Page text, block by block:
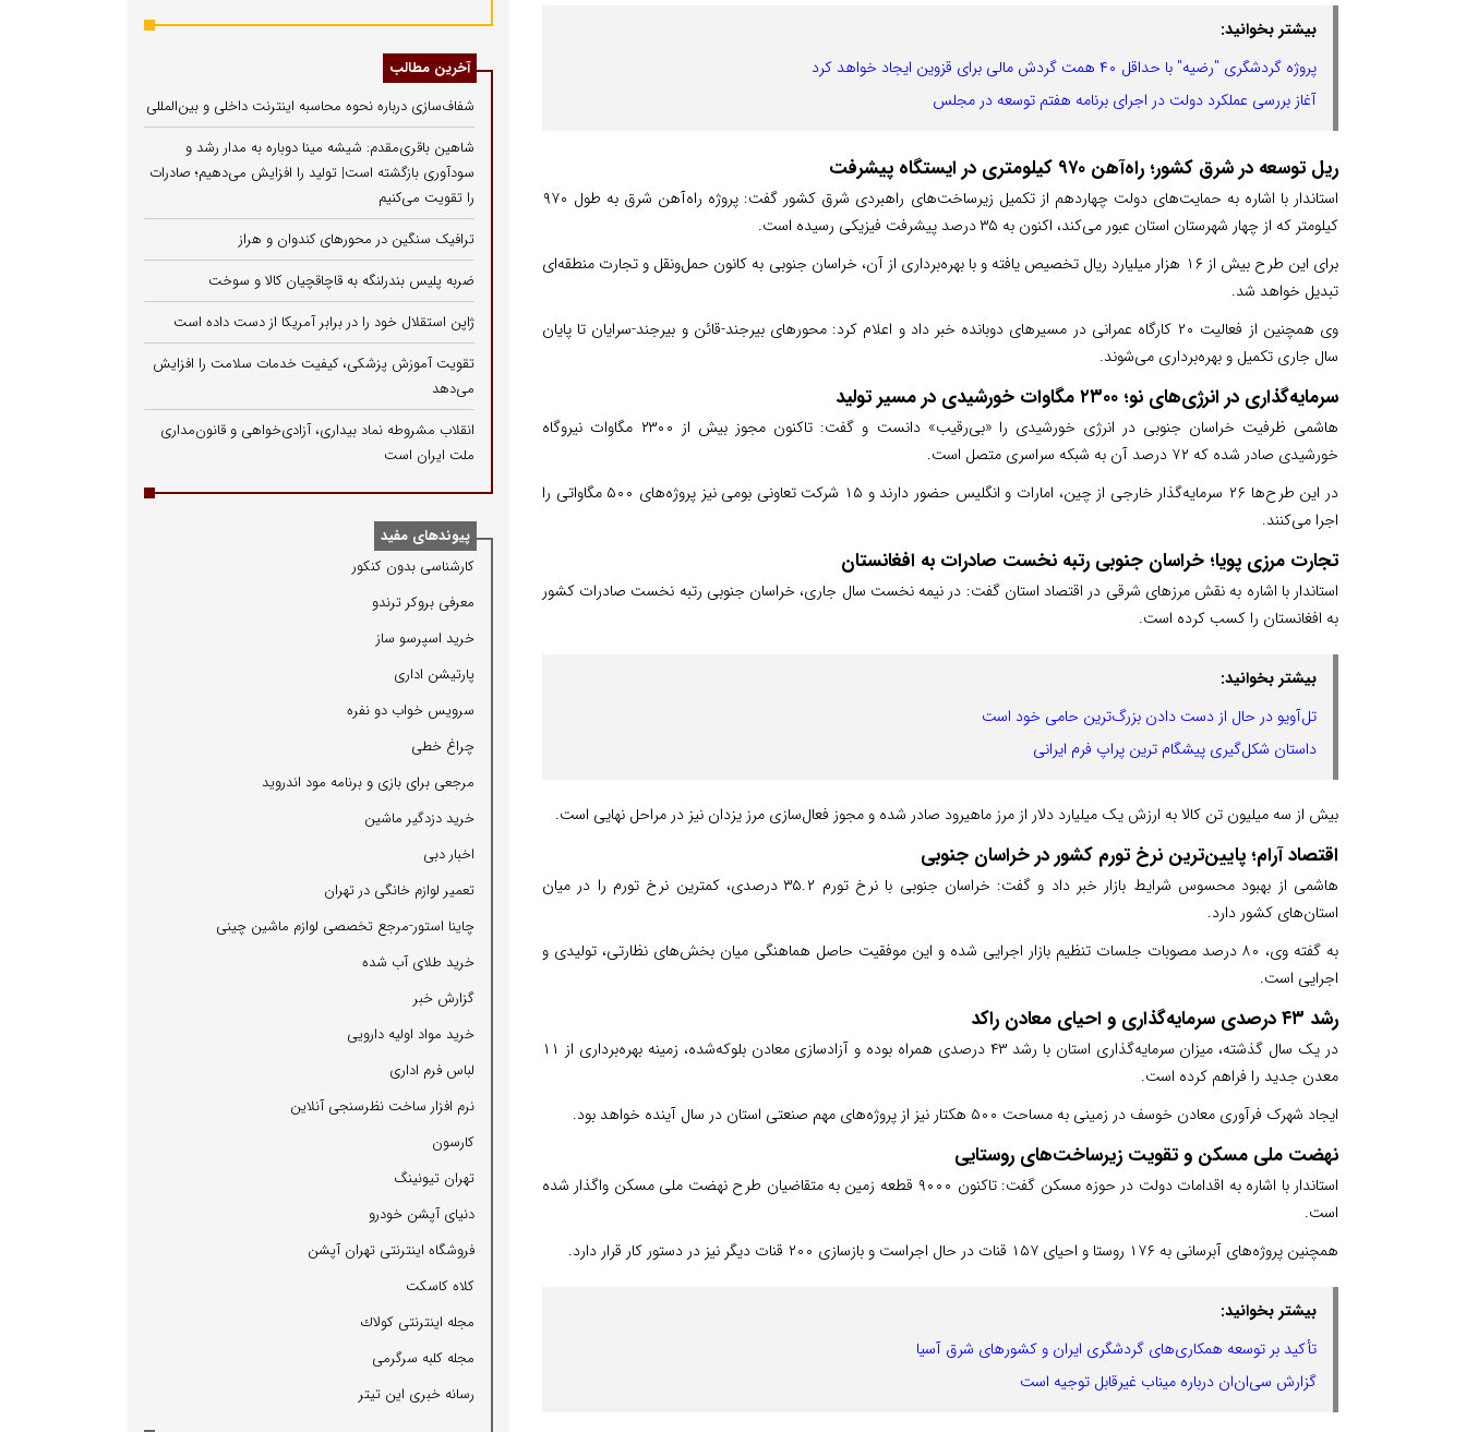
بیشتر بخوانید:
پروژه گردشگری "رضیه" با حداقل ۴۰ همت گردش مالی برای قزوین ایجاد خواهد کرد
آغاز بررسی عملکرد دولت در اجرای برنامه هفتم توسعه در مجلس
ریل توسعه در شرق کشور؛ راه‌آهن ۹۷۰ کیلومتری در ایستگاه پیشرفت
استاندار با اشاره به حمایت‌های دولت چهاردهم از تکمیل زیرساخت‌های راهبردی شرق کشور گفت: پروژه راه‌آهن شرق به طول ۹۷۰
کیلومتر که از چهار شهرستان استان عبور می‌کند، اکنون به ۳۵ درصد پیشرفت فیزیکی رسیده است.
برای این طرح بیش از ۱۶ هزار میلیارد ریال تخصیص یافته و با بهره‌برداری از آن، خراسان جنوبی به کانون حمل‌ونقل و تجارت منطقه‌ای
تبدیل خواهد شد.
وی همچنین از فعالیت ۲۰ کارگاه عمرانی در مسیرهای دوبانده خبر داد و اعلام کرد: محورهای بیرجند-قائن و بیرجند-سرایان تا پایان
سال جاری تکمیل و بهره‌برداری می‌شوند.
سرمایه‌گذاری در انرژی‌های نو؛ ۲۳۰۰ مگاوات خورشیدی در مسیر تولید
هاشمی ظرفیت خراسان جنوبی در انرژی خورشیدی را «بی‌رقیب» دانست و گفت: تاکنون مجوز بیش از ۲۳۰۰ مگاوات نیروگاه
خورشیدی صادر شده که ۷۲ درصد آن به شبکه سراسری متصل است.
در این طرح‌ها ۲۶ سرمایه‌گذار خارجی از چین، امارات و انگلیس حضور دارند و ۱۵ شرکت تعاونی بومی نیز پروژه‌های ۵۰۰ مگاواتی را
اجرا می‌کنند.
تجارت مرزی پویا؛ خراسان جنوبی رتبه نخست صادرات به افغانستان
استاندار با اشاره به نقش مرزهای شرقی در اقتصاد استان گفت: در نیمه نخست سال جاری، خراسان جنوبی رتبه نخست صادرات کشور
به افغانستان را کسب کرده است.
بیشتر بخوانید:
تل‌آویو در حال از دست دادن بزرگ‌ترین حامی خود است
داستان شکل‌گیری پیشگام ترین پراپ فرم ایرانی
بیش از سه میلیون تن کالا به ارزش یک میلیارد دلار از مرز ماهیرود صادر شده و مجوز فعال‌سازی مرز یزدان نیز در مراحل نهایی است.
اقتصاد آرام؛ پایین‌ترین نرخ تورم کشور در خراسان جنوبی
هاشمی از بهبود محسوس شرایط بازار خبر داد و گفت: خراسان جنوبی با نرخ تورم ۳۵.۲ درصدی، کمترین نرخ تورم را در میان
استان‌های کشور دارد.
به گفته وی، ۸۰ درصد مصوبات جلسات تنظیم بازار اجرایی شده و این موفقیت حاصل هماهنگی میان بخش‌های نظارتی، تولیدی و
اجرایی است.
رشد ۴۳ درصدی سرمایه‌گذاری و احیای معادن راکد
در یک سال گذشته، میزان سرمایه‌گذاری استان با رشد ۴۳ درصدی همراه بوده و آزادسازی معادن بلوکه‌شده، زمینه بهره‌برداری از ۱۱
معدن جدید را فراهم کرده است.
ایجاد شهرک فرآوری معادن خوسف در زمینی به مساحت ۵۰۰ هکتار نیز از پروژه‌های مهم صنعتی استان در سال آینده خواهد بود.
نهضت ملی مسکن و تقویت زیرساخت‌های روستایی
استاندار با اشاره به اقدامات دولت در حوزه مسکن گفت: تاکنون ۹۰۰۰ قطعه زمین به متقاضیان طرح نهضت ملی مسکن واگذار شده
است.
همچنین پروژه‌های آبرسانی به ۱۷۶ روستا و احیای ۱۵۷ قنات در حال اجراست و بازسازی ۲۰۰ قنات دیگر نیز در دستور کار قرار دارد.
بیشتر بخوانید:
تأکید بر توسعه همکاری‌های گردشگری ایران و کشورهای شرق آسیا
گزارش سی‌ان‌ان درباره میناب غیرقابل توجیه است
آخرین مطالب
شفاف‌سازی درباره نحوه محاسبه اینترنت داخلی و بین‌المللی
شاهین باقری‌مقدم: شیشه مینا دوباره به مدار رشد و
سودآوری بازگشته است| تولید را افزایش می‌دهیم؛ صادرات
را تقویت می‌کنیم
ترافیک سنگین در محورهای کندوان و هراز
ضربه پلیس بندرلنگه به قاچاقچیان کالا و سوخت
ژاپن استقلال خود را در برابر آمریکا از دست داده است
تقویت آموزش پزشکی، کیفیت خدمات سلامت را افزایش
می‌دهد
انقلاب مشروطه نماد بیداری، آزادی‌خواهی و قانون‌مداری
ملت ایران است
پیوندهای مفید
كارشناسی بدون كنكور
معرفی بروكر ترندو
خرید اسپرسو ساز
پارتیشن اداری
سرویس خواب دو نفره
چراغ خطی
مرجعی برای بازی و برنامه مود اندروید
خرید دزدگیر ماشین
اخبار دبی
تعمیر لوازم خانگی در تهران
چاینا استور-مرجع تخصصی لوازم ماشین چینی
خرید طلای آب شده
گزارش خبر
خرید مواد اولیه دارویی
لباس فرم اداری
نرم افزار ساخت نظرسنجی آنلاین
كارسون
تهران تیونینگ
دنیای آپشن خودرو
فروشگاه اینترنتی تهران آپشن
كلاه كاسكت
مجله اینترنتی كولاك
مجله كلبه سرگرمی
رسانه خبری این تیتر